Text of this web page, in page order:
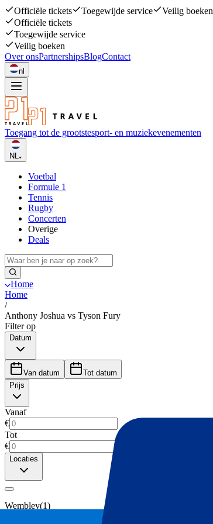
Officiële tickets Toegewijde service
Veilig boeken
Officiële tickets
Toegewijde service
Veilig boeken
Over onsPartnershipsBlogContact
nl
Toegang tot de grootstesport- en muziekevenementen
NL
Voetbal
Formule 1
Tennis
Rugby
Concerten
Overige
Deals
Home
Home
/
Anthony Joshua vs Tyson Fury
Filter op
Datum
Van datum
Tot datum
Prijs
Vanaf
€
Tot
€
Locaties
Wembley(1)